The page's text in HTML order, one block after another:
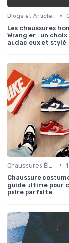
•
Les chaussures
Wrangler : un choix
audacieux et stylé
•
Chaussure
guide ultime pour
paire parfaite